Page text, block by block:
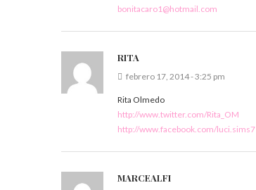
bonitacaro1@hotmail.com
RITA
febrero 17, 2014 - 3:25 pm
Rita Olmedo
http://www.twitter.com/Rita_OM
http://www.facebook.com/luci.sims7
MARCEALFI